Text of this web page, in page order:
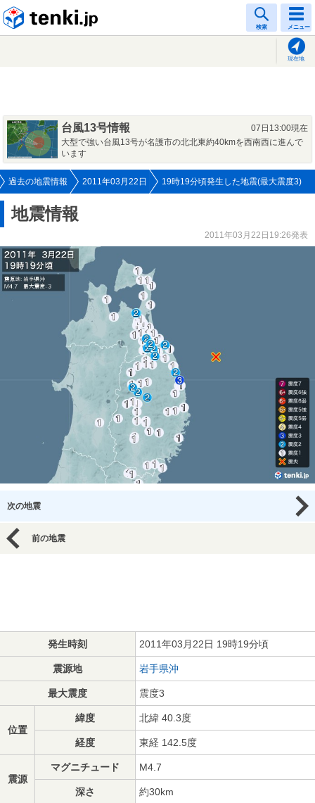
検索 メニュー
現在地
台風13号情報
07日13:00現在
大型で強い台風13号が名護市の北北東約40kmを西南西に進んで
います
過去の地震情報 2011年03月22日 19時19分頃発生した地震(最大震度3)
地震情報
2011年03月22日19:26発表
次の地震
前の地震
発生時刻 2011年03月22日 19時19分頃
震源地 岩手県沖
最大震度 震度3
位置
緯度 北緯 40.3度
経度 東経 142.5度
震源
マグニチュード M4.7
深さ 約30km